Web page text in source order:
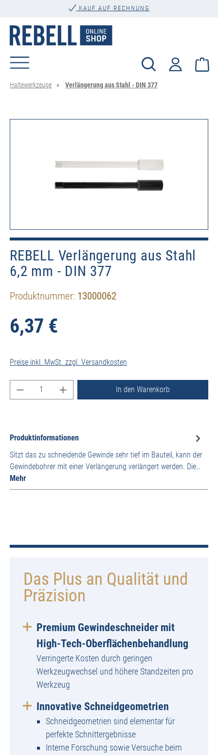
KAUF AUF RECHNUNG
Haltewerkzeuge Verlängerung aus Stahl - DIN 377
REBELL Verlängerung aus Stahl
6,2 mm - DIN 377
Produktnummer: 13000062
6,37 €
Preise inkl. MwSt. zzgl. Versandkosten
Produkt Anzahl: Gib den gewünschten Wert ein
In den Warenkorb
Produktinformationen
Sitzt das zu schneidende Gewinde sehr tief im Bauteil, kann der
Gewindebohrer mit einer Verlängerung verlängert werden. Die…
Mehr
Das Plus an Qualität und
Präzision
Premium Gewindeschneider mit
High-Tech-Oberflächenbehandlung
Verringerte Kosten durch geringen
Werkzeugwechsel und höhere Standzeiten pro
Werkzeug
Innovative Schneidgeometrien
Schneidgeometrien sind elementar für
perfekte Schnittergebnisse
Interne Forschung sowie Versuche beim